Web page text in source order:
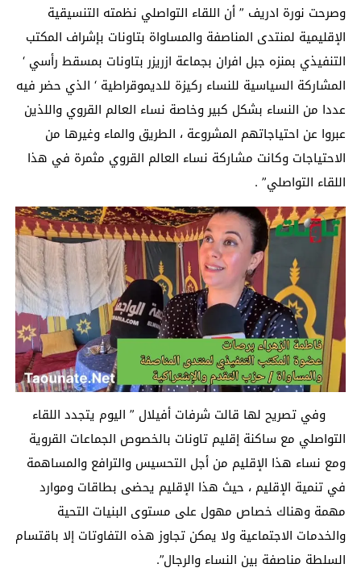
وصرحت نورة ادريف ” أن اللقاء التواصلي نظمته التنسيقية
الإقليمية لمنتدى المناصفة والمساواة بتاونات بإشراف المكتب
التنفيذي بمنزه جبل افران بجماعة ازريزر بتاونات بمسقط رأسي ‘
المشاركة السياسية للنساء ركيزة للديموقراطية ‘ الذي حضر فيه
عددا من النساء بشكل كبير وخاصة نساء العالم القروي واللذين
عبروا عن احتياجاتهم المشروعة ، الطريق والماء وغيرها من
الاحتياجات وكانت مشاركة نساء العالم القروي مثمرة في هذا
اللقاء التواصلي” .
وفي تصريح لها قالت شرفات أفيلال ” اليوم يتجدد اللقاء
التواصلي مع ساكنة إقليم تاونات بالخصوص الجماعات القروية
ومع نساء هذا الإقليم من أجل التحسيس والترافع والمساهمة
في تنمية الإقليم ، حيث هذا الإقليم يحضى بطاقات وموارد
مهمة وهناك خصاص مهول على مستوى البنيات التحية
والخدمات الاجتماعية ولا يمكن تجاوز هذه التفاوتات إلا باقتسام
السلطة مناصفة بين النساء والرجال”.